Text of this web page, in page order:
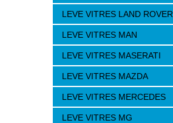
LEVE VITRES LAND ROVER
LEVE VITRES MAN
LEVE VITRES MASERATI
LEVE VITRES MAZDA
LEVE VITRES MERCEDES
LEVE VITRES MG